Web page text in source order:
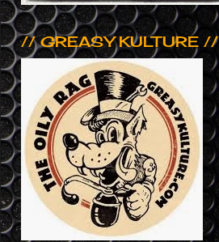
// GREASY KULTURE //